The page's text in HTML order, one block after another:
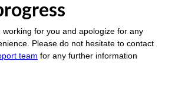
working for you and apologize for any
Please do not hesitate to contact
team for any further information